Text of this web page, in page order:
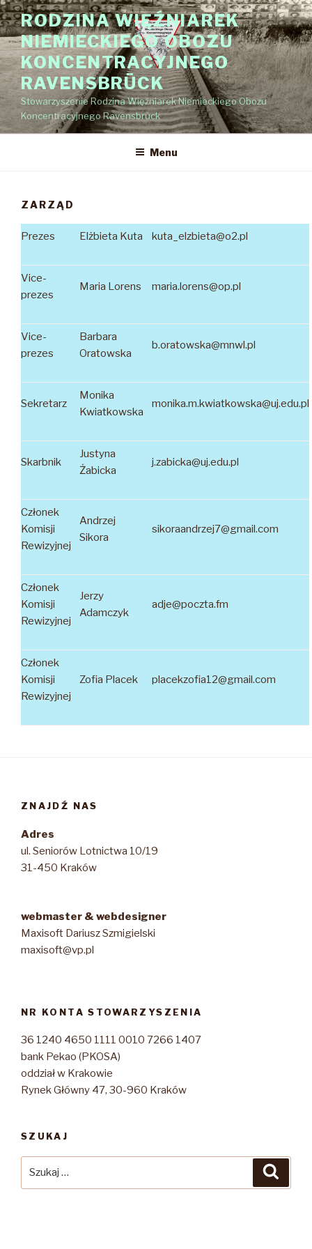
Przejdź
do
treści
RODZINA WIĘŹNIAREK
NIEMIECKIEGO OBOZU
KONCENTRACYJNEGO
RAVENSBRÜCK
Stowarzyszenie Rodzina Więźniarek Niemieckiego Obozu
Koncentracyjnego Ravensbrück
Menu
ZARZĄD
Prezes Elżbieta Kuta kuta_elzbieta@o2.pl
Vice-
prezes
Maria Lorens maria.lorens@op.pl
Vice-
prezes
Barbara
Oratowska
b.oratowska@mnwl.pl
Sekretarz
Monika
Kwiatkowska
monika.m.kwiatkowska@uj.edu.pl
Skarbnik
Justyna
Żabicka
j.zabicka@uj.edu.pl
Członek
Komisji
Rewizyjnej
Andrzej
Sikora
sikoraandrzej7@gmail.com
Członek
Komisji
Rewizyjnej
Jerzy
Adamczyk
adje@poczta.fm
Członek
Komisji
Rewizyjnej
Zofia Placek placekzofia12@gmail.com
ZNAJDŹ NAS
Adres
ul. Seniorów Lotnictwa 10/19
31-450 Kraków
webmaster & webdesigner
Maxisoft Dariusz Szmigielski
maxisoft@vp.pl
NR KONTA STOWARZYSZENIA
36 1240 4650 1111 0010 7266 1407
bank Pekao (PKOSA)
oddział w Krakowie
Rynek Główny 47, 30-960 Kraków
SZUKAJ